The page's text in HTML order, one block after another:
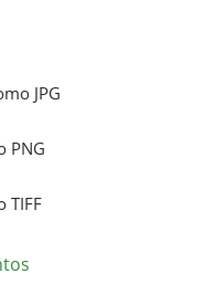
JPG
PNG
TIFF